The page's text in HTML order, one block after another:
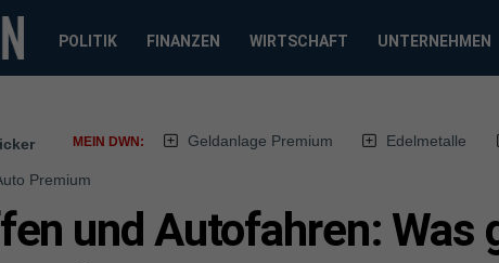
POLITIK FINANZEN WIRTSCHAFT UNTERNEHMEN
MEIN DWN: Geldanlage Premium Edelmetalle
Premium
und Autofahren: